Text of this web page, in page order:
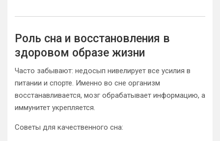
Роль сна и восстановления в
здоровом образе жизни
Часто забывают: недосып нивелирует все усилия в
питании и спорте. Именно во сне организм
восстанавливается, мозг обрабатывает информацию, а
иммунитет укрепляется.
Советы для качественного сна: